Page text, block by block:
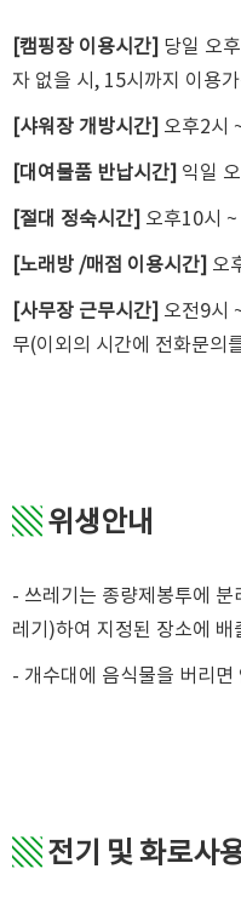
[캠핑장 이용시간] 당일 오
자 없을 시, 15시까지 이용
[샤워장 개방시간] 오후2시
[대여물품 반납시간] 익일
[절대 정숙시간] 오후10시 ~
[노래방 /매점 이용시간] 오
[사무장 근무시간] 오전9시
무(이외의 시간에 전화문의
▧위생안내
- 쓰레기는 종량제봉투에
레기)하여 지정된 장소에 배
- 개수대에 음식물을 버리면
▧전기 및 화로사